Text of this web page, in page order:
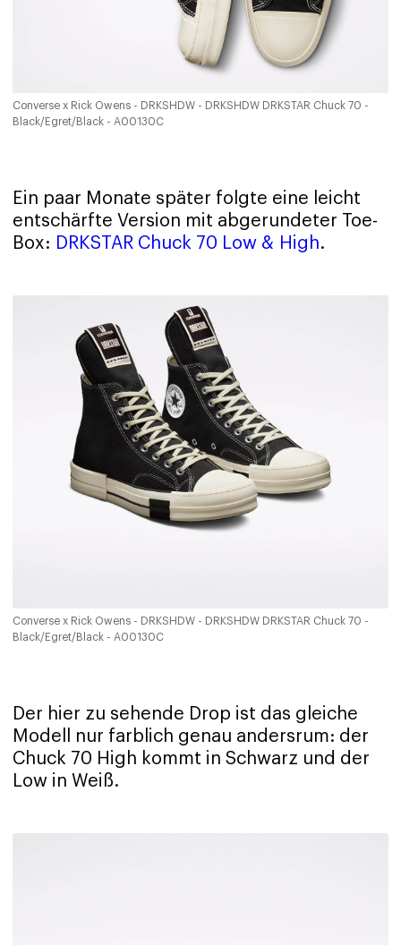
Converse x Rick Owens - DRKSHDW - DRKSHDW DRKSTAR Chuck 70 -
Black/Egret/Black - A00130C
Ein paar Monate später folgte eine leicht
entschärfte Version mit abgerundeter Toe-
Box: DRKSTAR Chuck 70 Low & High.
Converse x Rick Owens - DRKSHDW - DRKSHDW DRKSTAR Chuck 70 -
Black/Egret/Black - A00130C
Der hier zu sehende Drop ist das gleiche
Modell nur farblich genau andersrum: der
Chuck 70 High kommt in Schwarz und der
Low in Weiß.